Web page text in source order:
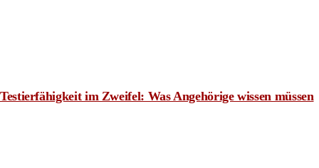
Testierfähigkeit im Zweifel: Was Angehörige wissen müssen